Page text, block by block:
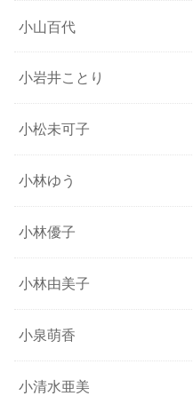
小山百代
小岩井ことり
小松未可子
小林ゆう
小林優子
小林由美子
小泉萌香
小清水亜美